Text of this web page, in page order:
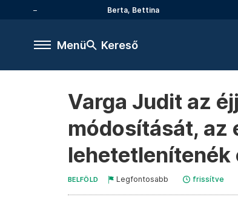
Berta, Bettina
Menü Kereső
Varga Judit az
módosítását, az
lehetetlenítenék
BELFÖLD Legfontosabb frissítve